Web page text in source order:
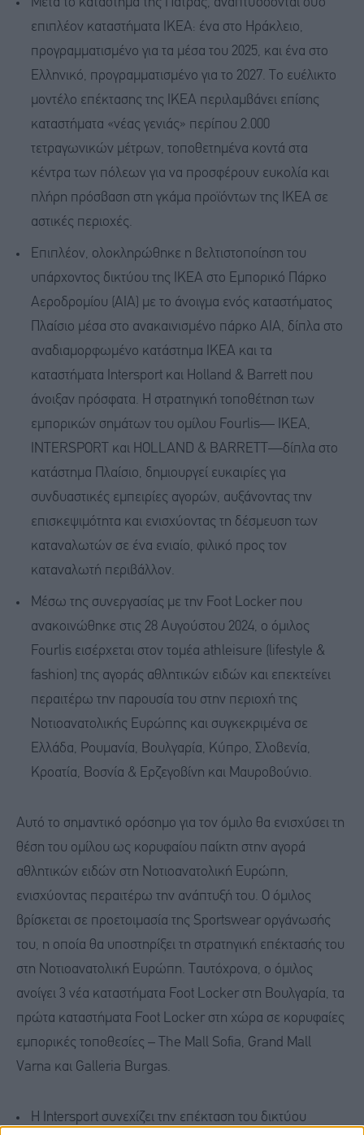
επιπλέον καταστήματα IKEA: ένα στο Ηράκλειο,
προγραμματισμένο για τα μέσα του 2025, και ένα στο
Ελληνικό, προγραμματισμένο για το 2027. Το ευέλικτο
μοντέλο επέκτασης της IKEA περιλαμβάνει επίσης
καταστήματα «νέας γενιάς» περίπου 2.000
τετραγωνικών μέτρων, τοποθετημένα κοντά στα
κέντρα των πόλεων για να προσφέρουν ευκολία και
πλήρη πρόσβαση στη γκάμα προϊόντων της IKEA σε
αστικές περιοχές.
Επιπλέον, ολοκληρώθηκε η βελτιστοποίηση του
υπάρχοντος δικτύου της IKEA στο Εμπορικό Πάρκο
Αεροδρομίου (AIA) με το άνοιγμα ενός καταστήματος
Πλαίσιο μέσα στο ανακαινισμένο πάρκο AIA, δίπλα στο
αναδιαμορφωμένο κατάστημα IKEA και τα
καταστήματα Intersport και Holland & Barrett που
άνοιξαν πρόσφατα. Η στρατηγική τοποθέτηση των
εμπορικών σημάτων του ομίλου Fourlis— IKEA,
INTERSPORT και HOLLAND & BARRETT—δίπλα στο
κατάστημα Πλαίσιο, δημιουργεί ευκαιρίες για
συνδυαστικές εμπειρίες αγορών, αυξάνοντας την
επισκεψιμότητα και ενισχύοντας τη δέσμευση των
καταναλωτών σε ένα ενιαίο, φιλικό προς τον
καταναλωτή περιβάλλον.
Μέσω της συνεργασίας με την Foot Locker που
ανακοινώθηκε στις 28 Αυγούστου 2024, ο όμιλος
Fourlis εισέρχεται στον τομέα athleisure (lifestyle &
fashion) της αγοράς αθλητικών ειδών και επεκτείνει
περαιτέρω την παρουσία του στην περιοχή της
Νοτιοανατολικής Ευρώπης και συγκεκριμένα σε
Ελλάδα, Ρουμανία, Βουλγαρία, Κύπρο, Σλοβενία,
Κροατία, Βοσνία & Ερζεγοβίνη και Μαυροβούνιο.
Αυτό το σημαντικό ορόσημο για τον όμιλο θα ενισχύσει τη
θέση του ομίλου ως κορυφαίου παίκτη στην αγορά
αθλητικών ειδών στη Νοτιοανατολική Ευρώπη,
ενισχύοντας περαιτέρω την ανάπτυξή του. Ο όμιλος
βρίσκεται σε προετοιμασία της Sportswear οργάνωσής
του, η οποία θα υποστηρίξει τη στρατηγική επέκτασής του
στη Νοτιοανατολική Ευρώπη. Ταυτόχρονα, ο όμιλος
ανοίγει 3 νέα καταστήματα Foot Locker στη Βουλγαρία, τα
πρώτα καταστήματα Foot Locker στη χώρα σε κορυφαίες
εμπορικές τοποθεσίες – The Mall Sofia, Grand Mall
Varna και Galleria Burgas.
Η Intersport συνεχίζει την επέκταση του δικτύου